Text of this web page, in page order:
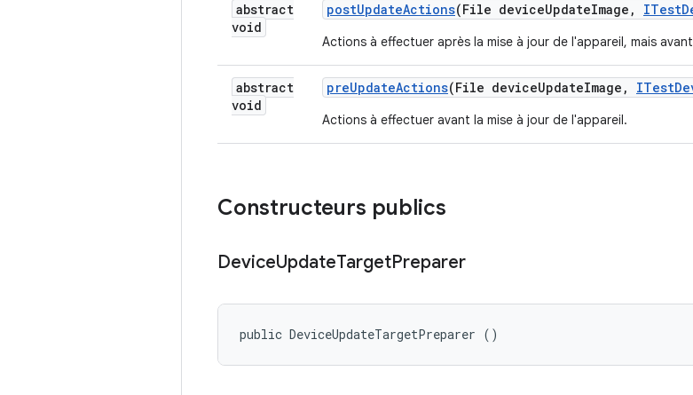
abstract
void
postUpdateActions(File deviceUpdateImage , ITest
Actions à effectuer après la mise à jour de l'appareil, mais
abstract
void
preUpdateActions(File deviceUpdateImage , ITest
Actions à effectuer avant la mise à jour de l'appareil.
Constructeurs publics
DeviceUpdateTargetPreparer
public DeviceUpdateTargetPreparer ()